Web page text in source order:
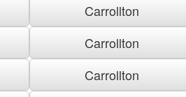
Carrollton
Carrollton
Carrollton